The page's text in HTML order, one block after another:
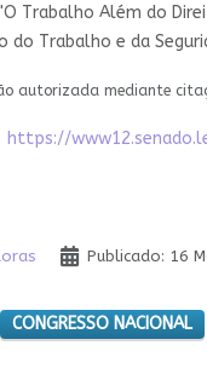
Trabalho Além do
Trabalho e da
autorizada mediante
https://
Publicado: 16
CONGRESSO NACIONAL